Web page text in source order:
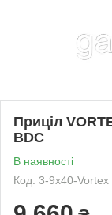
Приціл
BDC
В наявності
Код: 3-9x40-Vortex